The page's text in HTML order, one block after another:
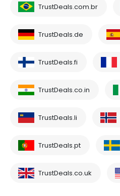
TrustDeals.com.br
TrustDeals.de
TrustDeals.fi
TrustDeals.co.in
TrustDeals.li
TrustDeals.pt
TrustDeals.co.uk